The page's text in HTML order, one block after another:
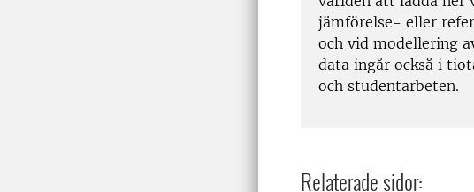
jämförelse- eller
och vid modellering
data ingår också i
och studentarbeten.
Relaterade sidor: